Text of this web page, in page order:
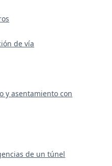
de vía
y asentamiento con
de un túnel